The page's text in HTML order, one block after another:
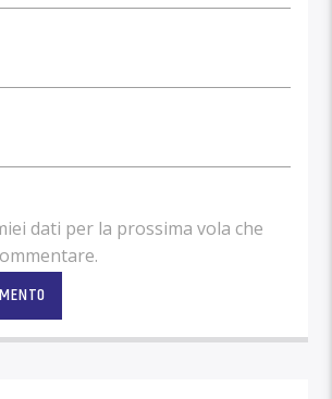
dati per la prossima vola che